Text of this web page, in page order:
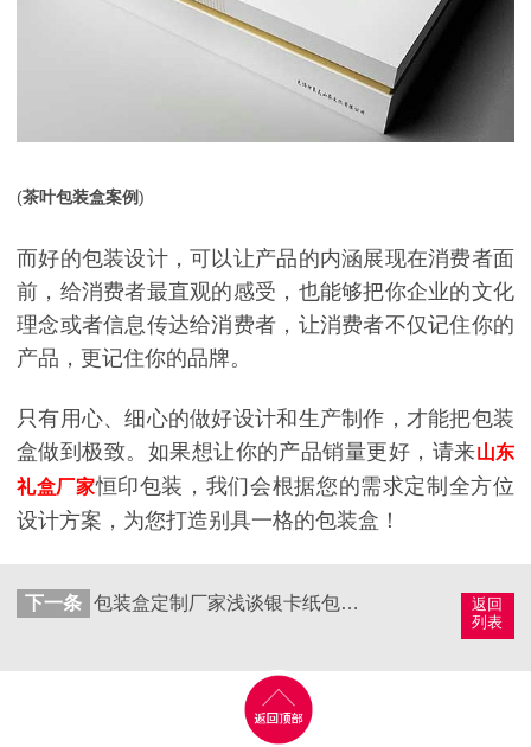
(茶叶包装盒案例)
而好的包装设计，可以让产品的内涵展现在消费者面
前，给消费者最直观的感受，也能够把你企业的文化
理念或者信息传达给消费者，让消费者不仅记住你的
产品，更记住你的品牌。
只有用心、细心的做好设计和生产制作，才能把包装
盒做到极致。如果想让你的产品销量更好，请来山东
礼盒厂家恒印包装，我们会根据您的需求定制全方位
设计方案，为您打造别具一格的包装盒！
返回
列表
下一条 包装盒定制厂家浅谈银卡纸包装盒定制什么工艺最出彩？